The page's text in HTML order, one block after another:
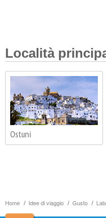
Home Idee di viaggio Gusto
Località
Ostuni